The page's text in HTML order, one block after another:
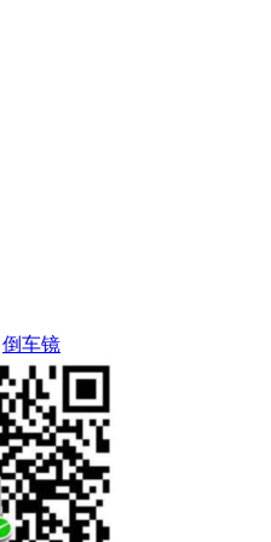
倒车镜